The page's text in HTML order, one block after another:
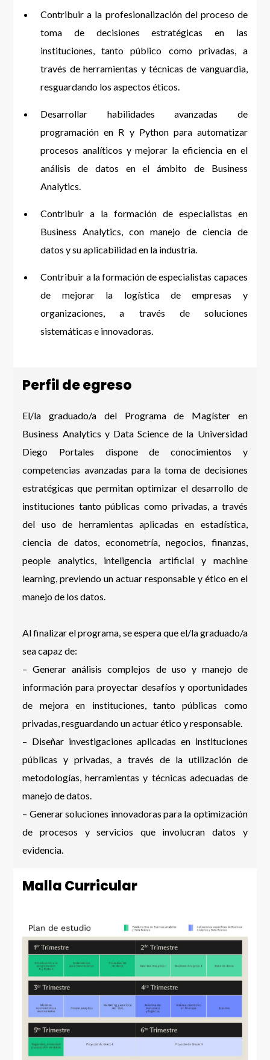
Contribuir a la profesionalización del proceso de
toma de decisiones estratégicas en las
instituciones, tanto público como privadas, a
través de herramientas y técnicas de vanguardia,
resguardando los aspectos éticos.
Desarrollar habilidades avanzadas de
programación en R y Python para automatizar
procesos analíticos y mejorar la eficiencia en el
análisis de datos en el ámbito de Business
Analytics.
Contribuir a la formación de especialistas en
Business Analytics, con manejo de ciencia de
datos y su aplicabilidad en la industria.
Contribuir a la formación de especialistas capaces
de mejorar la logística de empresas y
organizaciones, a través de soluciones
sistemáticas e innovadoras.
Perfil de egreso
El/la graduado/a del Programa de Magíster en
Business Analytics y Data Science de la Universidad
Diego Portales dispone de conocimientos y
competencias avanzadas para la toma de decisiones
estratégicas que permitan optimizar el desarrollo de
instituciones tanto públicas como privadas, a través
del uso de herramientas aplicadas en estadística,
ciencia de datos, econometría, negocios, finanzas,
people analytics, inteligencia artificial y machine
learning, previendo un actuar responsable y ético en el
manejo de los datos.
Al finalizar el programa, se espera que el/la graduado/a
sea capaz de:
– Generar análisis complejos de uso y manejo de
información para proyectar desafíos y oportunidades
de mejora en instituciones, tanto públicas como
privadas, resguardando un actuar ético y responsable.
– Diseñar investigaciones aplicadas en instituciones
públicas y privadas, a través de la utilización de
metodologías, herramientas y técnicas adecuadas de
manejo de datos.
– Generar soluciones innovadoras para la optimización
de procesos y servicios que involucran datos y
evidencia.
Malla Curricular